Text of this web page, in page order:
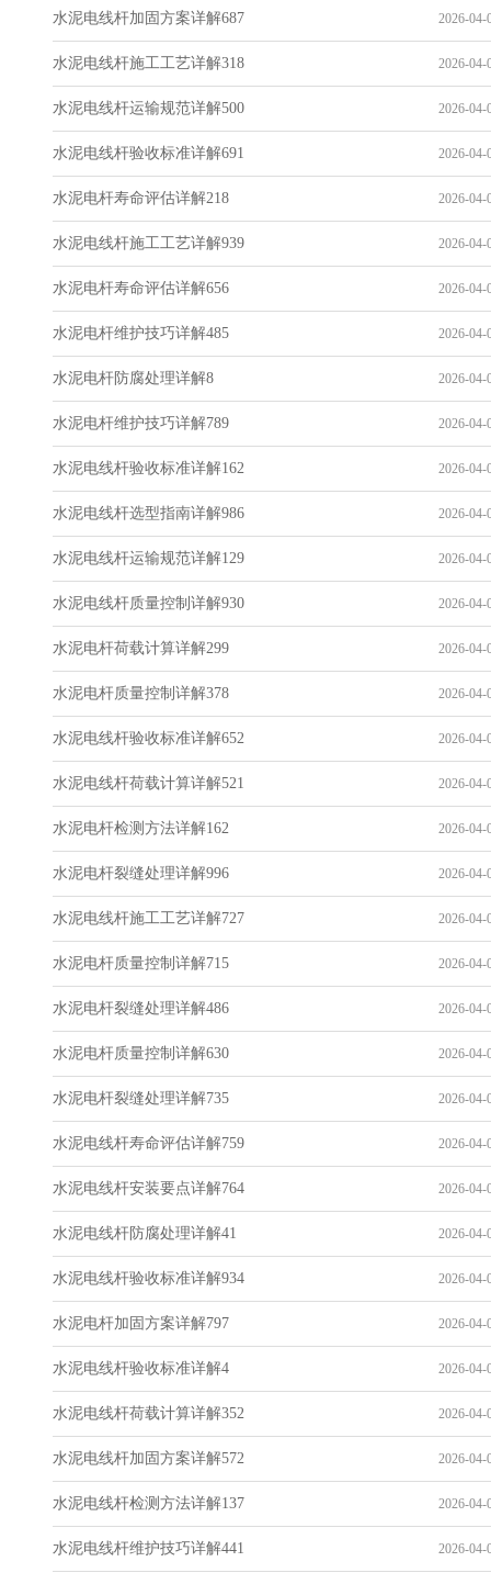
水泥电线杆加固方案详解687 2026-04-
水泥电线杆施工工艺详解318 2026-04-
水泥电线杆运输规范详解500 2026-04-
水泥电线杆验收标准详解691 2026-04-
水泥电杆寿命评估详解218 2026-04-
水泥电线杆施工工艺详解939 2026-04-
水泥电杆寿命评估详解656 2026-04-
水泥电杆维护技巧详解485 2026-04-
水泥电杆防腐处理详解8 2026-04-
水泥电杆维护技巧详解789 2026-04-
水泥电线杆验收标准详解162 2026-04-
水泥电线杆选型指南详解986 2026-04-
水泥电线杆运输规范详解129 2026-04-
水泥电线杆质量控制详解930 2026-04-
水泥电杆荷载计算详解299 2026-04-
水泥电杆质量控制详解378 2026-04-
水泥电线杆验收标准详解652 2026-04-
水泥电线杆荷载计算详解521 2026-04-
水泥电杆检测方法详解162 2026-04-
水泥电杆裂缝处理详解996 2026-04-
水泥电线杆施工工艺详解727 2026-04-
水泥电杆质量控制详解715 2026-04-
水泥电杆裂缝处理详解486 2026-04-
水泥电杆质量控制详解630 2026-04-
水泥电杆裂缝处理详解735 2026-04-
水泥电线杆寿命评估详解759 2026-04-
水泥电线杆安装要点详解764 2026-04-
水泥电线杆防腐处理详解41 2026-04-
水泥电线杆验收标准详解934 2026-04-
水泥电杆加固方案详解797 2026-04-
水泥电线杆验收标准详解4 2026-04-
水泥电线杆荷载计算详解352 2026-04-
水泥电线杆加固方案详解572 2026-04-
水泥电线杆检测方法详解137 2026-04-
水泥电线杆维护技巧详解441 2026-04-